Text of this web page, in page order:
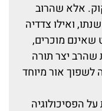
אלא שהרוב
ואילו צדדיה
שאינם מוכרים,
שהרב יצר תורה
לשפוך אור מיוחד
הפסיכולוגיה